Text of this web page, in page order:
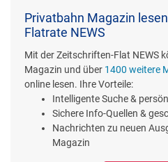
Privatbahn Magazin
Flatrate NEWS
Mit der Zeitschriften-Flat NEWS
Magazin und über 1400 weitere
online lesen. Ihre Vorteile:
Intelligente Suche &
Sichere Info-Quellen &
Nachrichten zu neuen
Magazin